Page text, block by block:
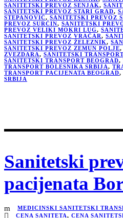
SANITETSKI PREVOZ SENJAK,
SANITETSKI PREVOZ STARI GRAD,
STEPANOVIĆ, SANITETSKI PREVOZ
PREVOZ SURČIN, SANITETSKI
PREVOZ VELIKI MOKRI LUG,
SANITETSKI PREVOZ VRAČAR,
SANITETSKI PREVOZ ŽELEZNIK,
SANITETSKI PREVOZ ZEMUN POLJE,
ZVEZDARA, SANITETSKI TRANSPORT
SANITETSKI TRANSPORT BEOGRAD,
TRANSPORT BOLESNIKA SRBIJA,
TRANSPORT PACIJENATA BEOGRAD,
SRBIJA
Sanitetski
pacijenata
MEDICINSKI SANITETSKI
CENA SANITETA, CENA